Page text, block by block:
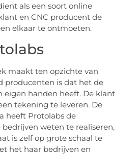
als een soort online
en CNC producent de
elkaar te ontmoeten.
maakt ten opzichte van
producenten is dat het de
eigen handen heeft. De klant
tekening te leveren. De
heeft Protolabs de
weten te realiseren,
is zelf op grote schaal te
het haar bedrijven en